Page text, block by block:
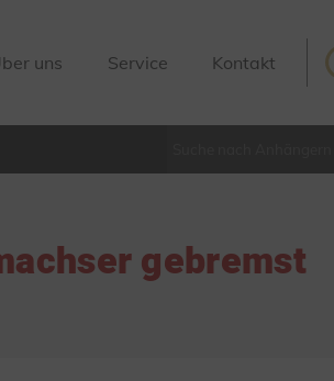
uns Service Kontakt
gebremst